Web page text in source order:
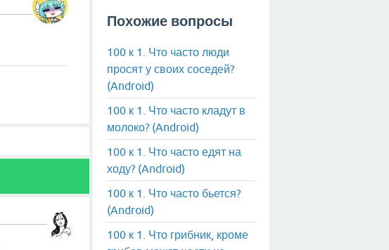
Похожие вопросы
100 к 1. Что часто люди
просят у своих соседей?
(Android)
100 к 1. Что часто кладут в
молоко? (Android)
100 к 1. Что часто едят на
ходу? (Android)
100 к 1. Что часто бьется?
(Android)
100 к 1. Что грибник, кроме